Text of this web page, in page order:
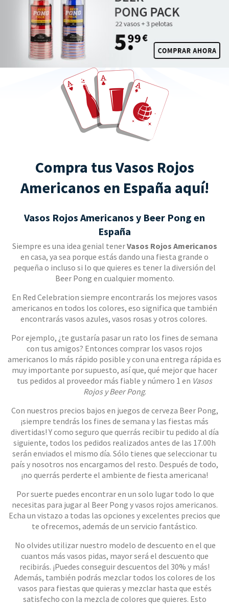
Compra tus Vasos Rojos
Americanos en España aquí!
Vasos Rojos Americanos y Beer Pong en
España
Siempre es una idea genial tenerVasos Rojos Americanos
en casa, ya sea porque estás dando una fiesta grande o
pequeña o incluso si lo que quieres es tener la diversión del
Beer Pong en cualquier momento.
En Red Celebration siempre encontrarás los mejores vasos
americanos en todos los colores, eso significa que también
encontrarás vasos azules, vasos rosas y otros colores.
Por ejemplo, ¿te gustaría pasar un rato los fines de semana
con tus amigos? Entonces comprar los vasos rojos
americanos lo más rápido posible y con una entrega rápida es
muy importante por supuesto, así que, qué mejor que hacer
tus pedidos al proveedor más fiable y número 1 en Vasos
Rojos y Beer Pong.
Con nuestros precios bajos en juegos de cerveza Beer Pong,
¡siempre tendrás los fines de semana y las fiestas más
divertidas! Y como seguro que querrás recibir tu pedido al día
siguiente, todos los pedidos realizados antes de las 17.00h
serán enviados el mismo día. Sólo tienes que seleccionar tu
país y nosotros nos encargamos del resto. Después de todo,
¡no querrás perderte el ambiente de fiesta americana!
Por suerte puedes encontrar en un solo lugar todo lo que
necesitas para jugar al Beer Pong y vasos rojos americanos.
Echa un vistazo a todas las opciones y excelentes precios que
te ofrecemos, además de un servicio fantástico.
No olvides utilizar nuestro modelo de descuento en el que
cuantos más vasos pidas, mayor será el descuento que
recibirás. ¡Puedes conseguir descuentos del 30% y más!
Además, también podrás mezclar todos los colores de los
vasos para fiestas que quieras y mezclar hasta que estés
satisfecho con la mezcla de colores que quieres. Esto